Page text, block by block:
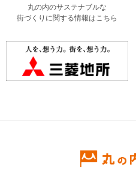
丸の内のサステナブルな
街づくりに関する情報はこちら